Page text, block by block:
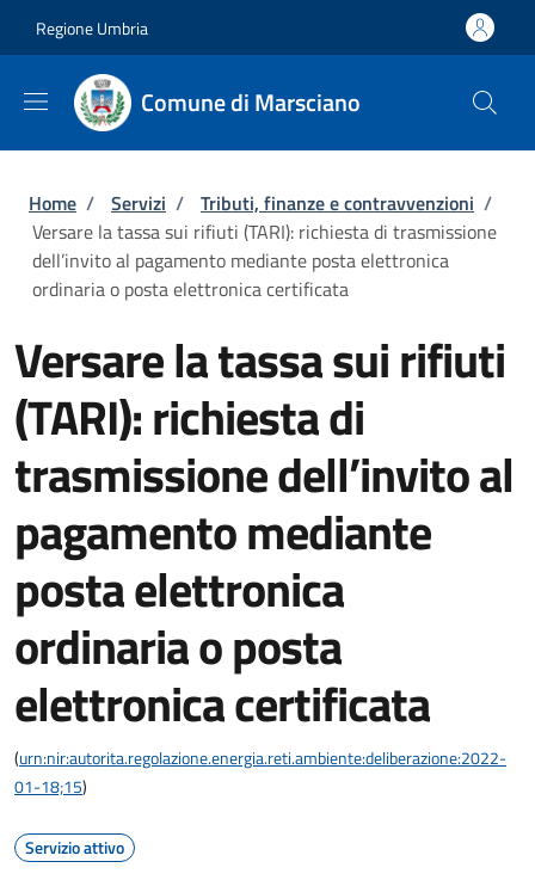
Regione Umbria
Comune di Marsciano
Briciole di pane
Home / Servizi / Tributi, finanze e contravvenzioni /
Versare la tassa sui rifiuti (TARI): richiesta di trasmissione
dell’invito al pagamento mediante posta elettronica
ordinaria o posta elettronica certificata
Versare la tassa sui rifiuti
(TARI): richiesta di
trasmissione dell’invito al
pagamento mediante
posta elettronica
ordinaria o posta
elettronica certificata
(urn:nir:autorita.regolazione.energia.reti.ambiente:deliberazione:2022-
01-18;15)
Servizio attivo